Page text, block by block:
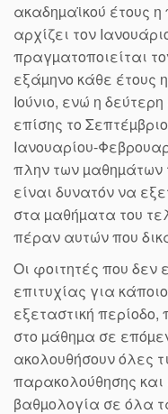
ακαδηµαϊκού έτους
αρχίζει τον
πραγµατοποιείται
εξάµηνο κάθε έτους
Ιούνιο, ενώ η
επίσης το
Ιανουαρίου-
πλην των µαθηµάτων
είναι δυνατόν να
στα µαθήµατα του
πέραν αυτών που
Οι φοιτητές που δεν
επιτυχίας για
εξεταστική
στο µάθηµα σε
ακολουθήσουν όλες
παρακολούθησης
βαθµολογία σε όλα